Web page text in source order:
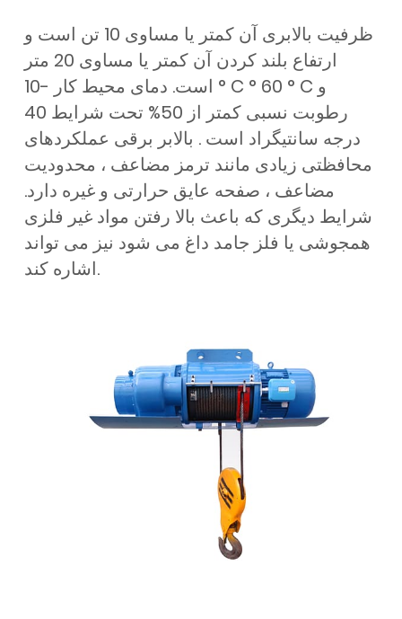
ظرفیت بالابری آن کمتر یا مساوی 10 تن است و
ارتفاع بلند کردن آن کمتر یا مساوی 20 متر
است. دمای محیط کار -10 ° C ° 60 ° C و
رطوبت نسبی کمتر از 50% تحت شرایط 40
درجه سانتیگراد است . بالابر برقی عملکردهای
محافظتی زیادی مانند ترمز مضاعف ، محدودیت
مضاعف ، صفحه عایق حرارتی و غیره دارد.
شرایط دیگری که باعث بالا رفتن مواد غیر فلزی
همجوشی یا فلز جامد داغ می شود نیز می تواند
اشاره کند.